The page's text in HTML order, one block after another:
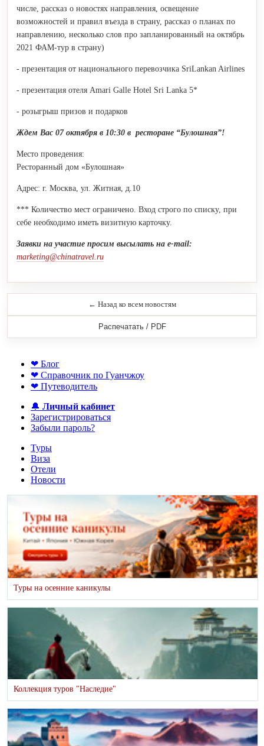
числе, рассказ о новостях направления, освещение
возможностей и правил въезда в страну, рассказ о планах по
направлению, несколько слов про запланированный на октябрь
2021 ФАМ-тур в страну)
- презентация от национального перевозчика SriLankan Airlines
- презентация отеля Amari Galle Hotel Sri Lanka 5*
- розыгрыш призов и подарков
Ждем Вас 07 октября в 10:30 в ресторане “Булошная”!
Место проведения:
Ресторанный дом «Булошная»
Адрес: г. Москва, ул. Житная, д.10
*** Количество мест ограничено. Вход строго по списку, при
себе необходимо иметь визитную карточку.
Заявки на участие просим высылать на e-mail:
marketing@chinatravel. ru
← Назад ко всем новостям
Распечатать / PDF
❤ Блог
❤ Справочник по Гуанчжоу
❤ Путеводитель
🔔 Личный кабинет
Зарегистрироваться
Забыли пароль?
Туры
Виза
Отели
Новости
Туры на осенние каникулы
Коллекция туров "Наследие"